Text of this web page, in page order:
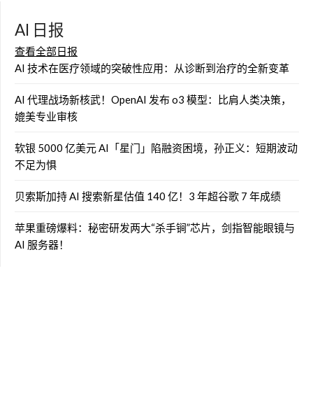
AI 日报
查看全部日报
AI 技术在医疗领域的突破性应用：从诊断到治疗的全新变革
AI 代理战场新核武！OpenAI 发布 o3 模型：比肩人类决策，
媲美专业审核
软银 5000 亿美元 AI「星门」陷融资困境，孙正义：短期波动
不足为惧
贝索斯加持 AI 搜索新星估值 140 亿！3 年超谷歌 7 年成绩
苹果重磅爆料：秘密研发两大“杀手锏”芯片，剑指智能眼镜与
AI 服务器！